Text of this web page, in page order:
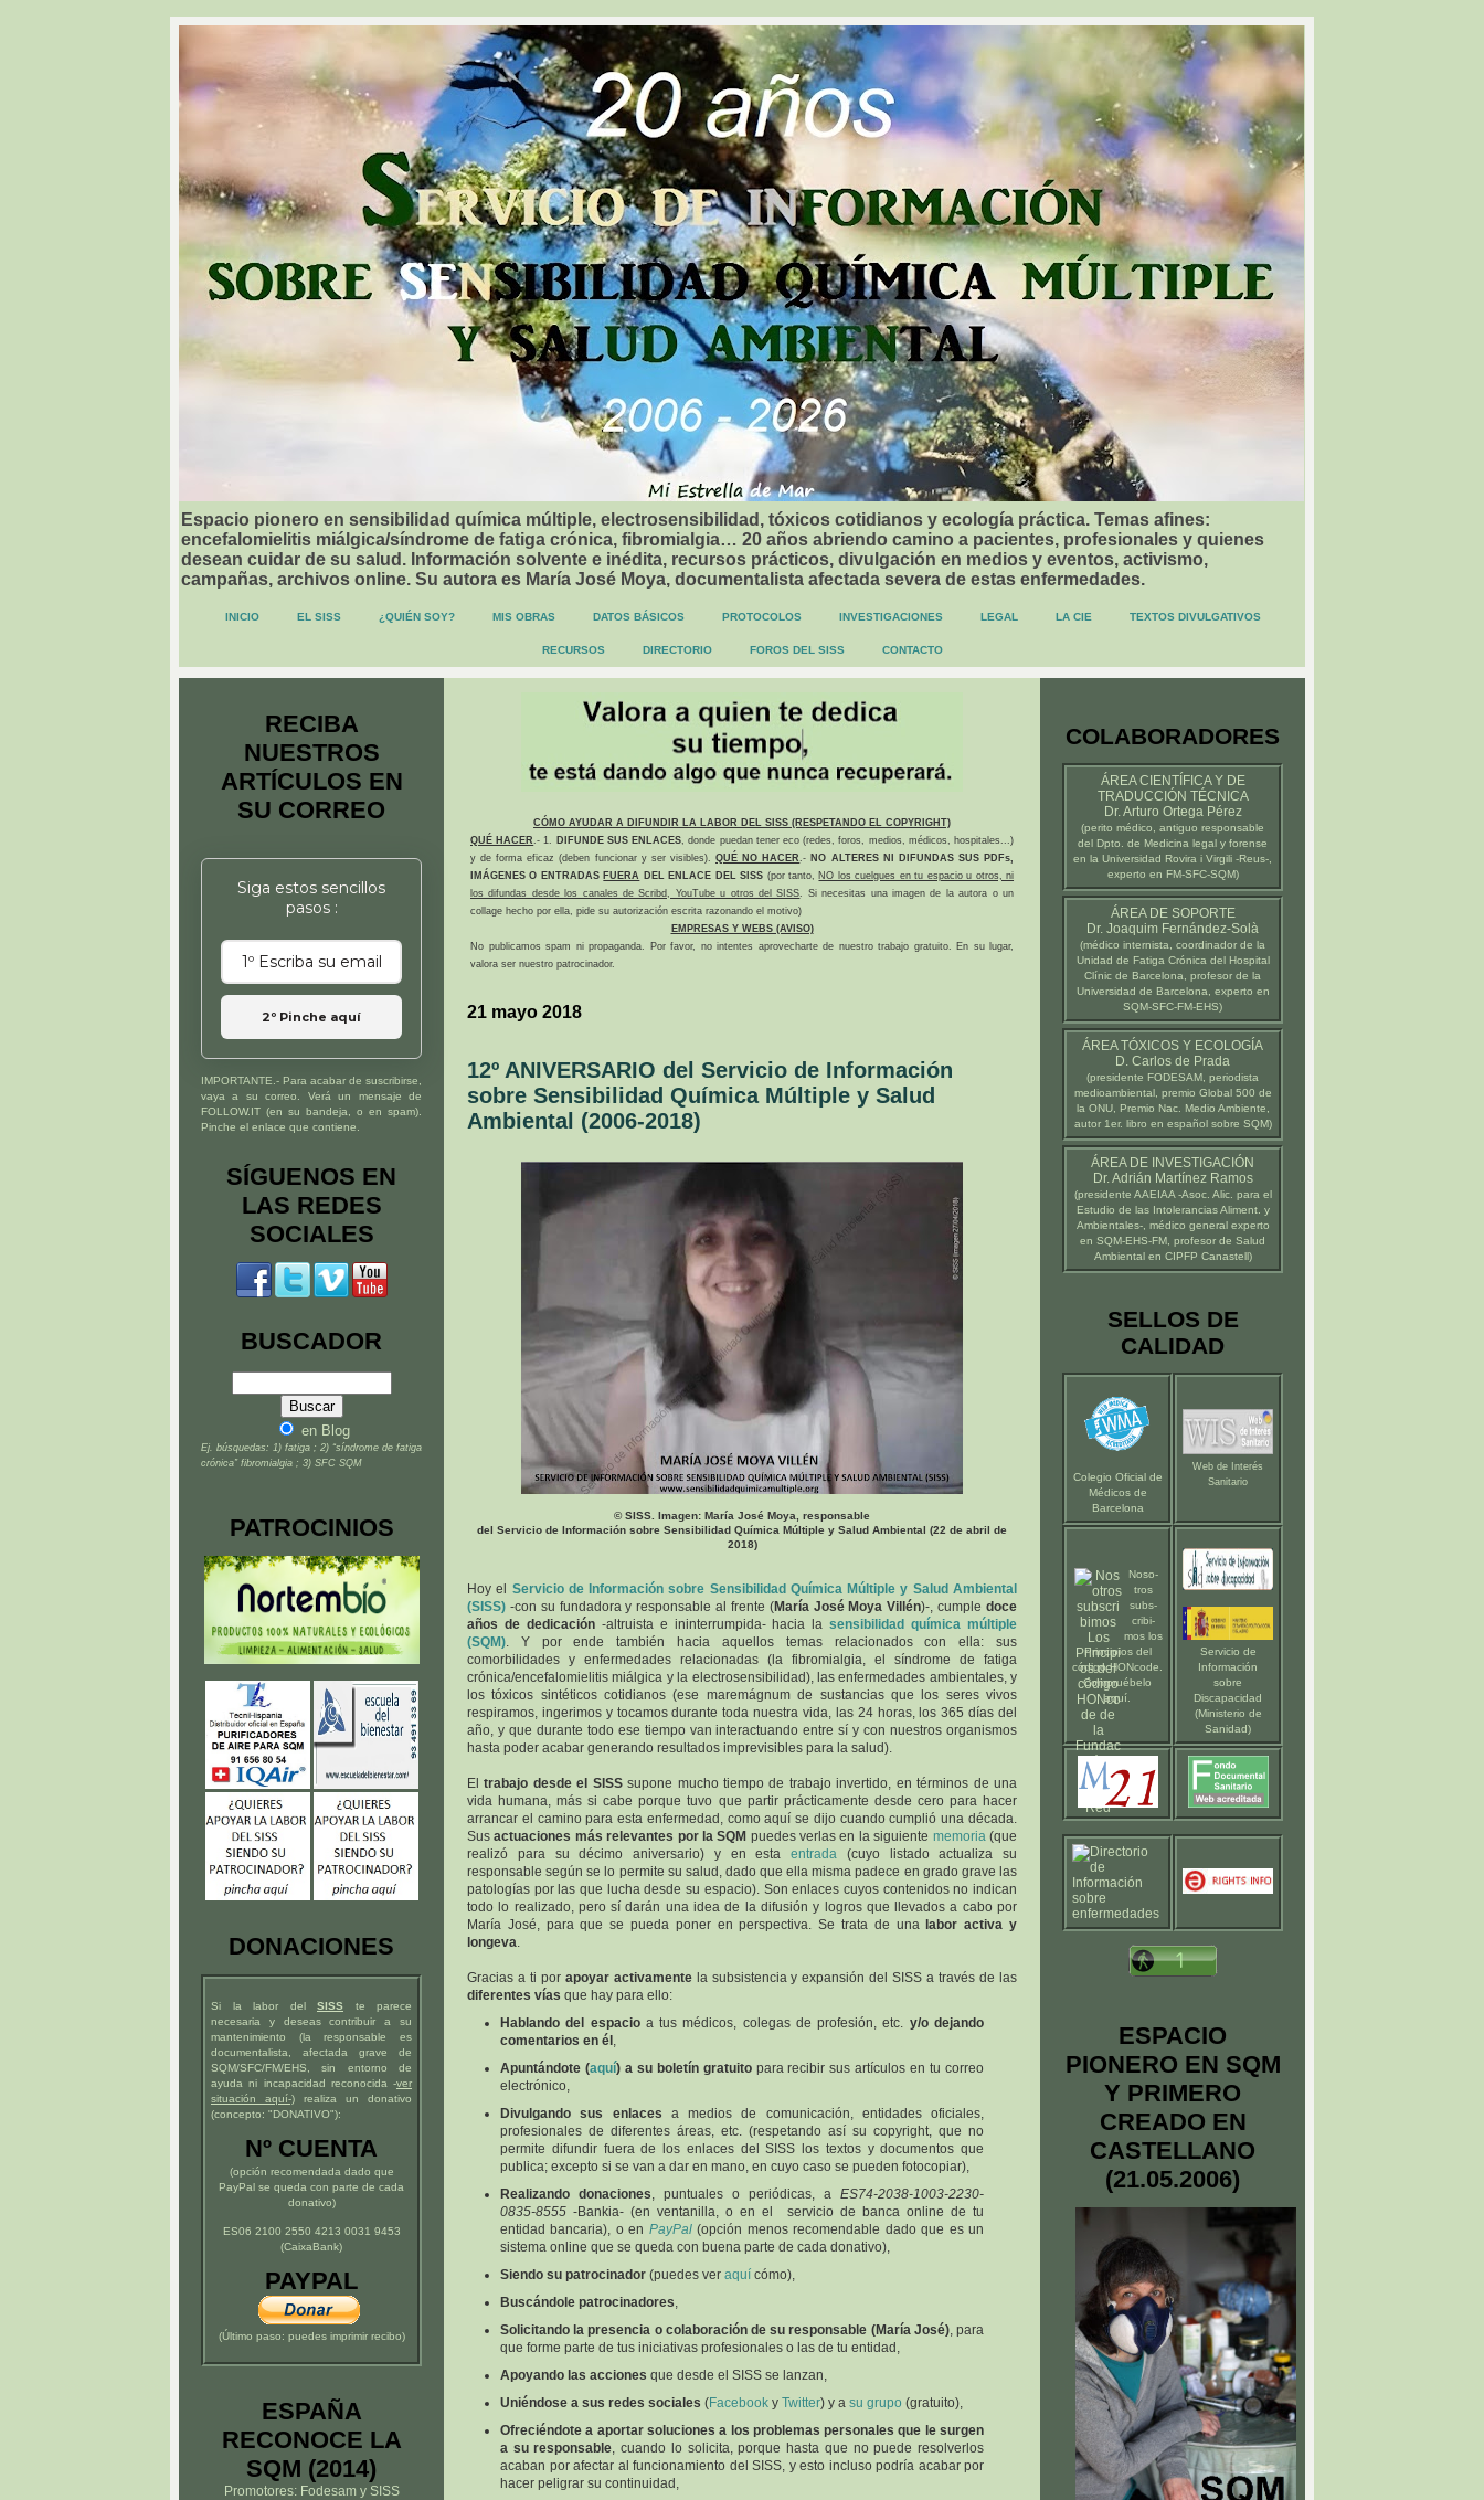
Espacio pionero en sensibilidad química múltiple, electrosensibilidad, tóxicos cotidianos y ecología práctica. Temas afines:
encefalomielitis miálgica/síndrome de fatiga crónica, fibromialgia… 20 años abriendo camino a pacientes, profesionales y quienes
desean cuidar de su salud. Información solvente e inédita, recursos prácticos, divulgación en medios y eventos, activismo,
campañas, archivos online. Su autora es María José Moya, documentalista afectada severa de estas enfermedades.
INICIO EL SISS ¿QUIÉN SOY? MIS OBRAS DATOS BÁSICOS PROTOCOLOS INVESTIGACIONES LEGAL LA CIE TEXTOS DIVULGATIVOS
RECURSOS DIRECTORIO FOROS DEL SISS CONTACTO
CÓMO AYUDAR A DIFUNDIR LA LABOR DEL SISS (RESPETANDO EL COPYRIGHT)
QUÉ HACER.- 1. DIFUNDE SUS ENLACES, donde puedan tener eco (redes, foros, medios, médicos, hospitales...)
y de forma eficaz (deben funcionar y ser visibles).QUÉ NO HACER.- NO ALTERES NI DIFUNDAS SUS PDFs,
IMÁGENES O ENTRADAS FUERA DEL ENLACE DEL SISS (por tanto, NO los cuelgues en tu espacio u otros, ni
los difundas desde los canales de Scribd, YouTube u otros del SISS. Si necesitas una imagen de la autora o un
collage hecho por ella, pide su autorización escrita razonando el motivo)
EMPRESAS Y WEBS (AVISO)
No publicamos spam ni propaganda. Por favor, no intentes aprovecharte de nuestro trabajo gratuito. En su lugar,
valora ser nuestro patrocinador.
21 mayo 2018
12º ANIVERSARIO del Servicio de Información
sobre Sensibilidad Química Múltiple y Salud
Ambiental (2006-2018)
© SISS. Imagen: María José Moya, responsable
del Servicio de Información sobre Sensibilidad Química Múltiple y Salud Ambiental (22 de abril de
2018)
Hoy el Servicio de Información sobre Sensibilidad Química Múltiple y Salud Ambiental
(SISS) -con su fundadora y responsable al frente (María José Moya Villén)-, cumpledoce
años de dedicación-altruista e ininterrumpida- hacia lasensibilidad química múltiple
(SQM). Y por ende también hacia aquellos temas relacionados con ella: sus
comorbilidades y enfermedades relacionadas (la fibromialgia, el síndrome de fatiga
crónica/encefalomielitis miálgica y la electrosensibilidad), las enfermedades ambientales, y
los tóxicos sintéticos cotidianos (ese maremágnum de sustancias que los seres vivos
respiramos, ingerimos y tocamos durante toda nuestra vida, las 24 horas, los 365 días del
año, y que durante todo ese tiempo van interactuando entre sí y con nuestros organismos
hasta poder acabar generando resultados imprevisibles para la salud).
Eltrabajo desde el SISSsupone mucho tiempo de trabajo invertido, en términos de una
vida humana, más si cabe porque tuvo que partir prácticamente desde cero para hacer
arrancar el camino para esta enfermedad, como aquí se dijo cuando cumplió una década.
Susactuaciones más relevantes por la SQM puedes verlas en la siguiente memoria(que
realizó para su décimo aniversario) y en esta entrada (cuyo listado actualiza su
responsable según se lo permite su salud, dado que ella misma padece en grado grave las
patologías por las que lucha desde su espacio). Son enlaces cuyos contenidos no indican
todo lo realizado, pero sí darán una idea de la difusión y logros que llevados a cabo por
María José, para que se pueda poner en perspectiva. Se trata de una labor activa y
longeva.
Gracias a ti por apoyar activamentela subsistencia y expansión del SISS a través de las
diferentes vías que hay para ello:
Hablando del espacioa tus médicos, colegas de profesión, etc. y/o dejando
comentarios en él ,
Apuntándote (aquí) a su boletín gratuitopara recibir sus artículos en tu correo
electrónico,
Divulgando sus enlaces a medios de comunicación, entidades oficiales,
profesionales de diferentes áreas, etc. (respetando así su copyright, que no
permite difundir fuera de los enlaces del SISS los textos y documentos que
publica; excepto si se van a dar en mano, en cuyo caso se pueden fotocopiar),
Realizando donaciones, puntuales o periódicas, a ES74-2038-1003-2230-
0835-8555 -Bankia- (en ventanilla, o en el servicio de banca online de tu
entidad bancaria), o en PayPal(opción menos recomendable dado que es un
sistema online que se queda con buena parte de cada donativo),
Siendo su patrocinador (puedes ver aquí cómo),
Buscándole patrocinadores,
Solicitando la presencia o colaboración de su responsable (María José), para
que forme parte de tus iniciativas profesionales o las de tu entidad,
Apoyando las acciones que desde el SISS se lanzan,
Uniéndose a sus redes sociales (Facebook y Twitter) y a su grupo (gratuito),
Ofreciéndote a aportar soluciones a los problemas personales que le surgen
a su responsable, cuando lo solicita, porque hasta que no puede resolverlos
acaban por afectar al funcionamiento del SISS, y esto incluso podría acabar por
hacer peligrar su continuidad,
RECIBA
NUESTROS
ARTÍCULOS EN
SU CORREO
Siga estos sencillos
pasos :
2º Pinche aquí
IMPORTANTE.- Para acabar de suscribirse,
vaya a su correo. Verá un mensaje de
FOLLOW.IT (en su bandeja, o en spam).
Pinche el enlace que contiene.
SÍGUENOS EN
LAS REDES
SOCIALES
BUSCADOR
en Blog
Ej. búsquedas: 1) fatiga ; 2) “síndrome de fatiga
crónica” fibromialgia ; 3) SFC SQM
PATROCINIOS
DONACIONES
Si la labor del SISS te parece
necesaria y deseas contribuir a su
mantenimiento (la responsable es
documentalista, afectada grave de
SQM/SFC/FM/EHS, sin entorno de
ayuda ni incapacidad reconocida -ver
situación aquí-) realiza un donativo
(concepto: "DONATIVO"):
Nº CUENTA
(opción recomendada dado que
PayPal se queda con parte de cada
donativo)
ES06 2100 2550 4213 0031 9453
(CaixaBank)
PAYPAL
(Último paso: puedes imprimir recibo)
ESPAÑA
RECONOCE LA
SQM (2014)
Promotores: Fodesam y SISS
COLABORADORES
ÁREA CIENTÍFICA Y DE
TRADUCCIÓN TÉCNICA
Dr. Arturo Ortega Pérez
(perito médico , antiguo responsable
del Dpto. de Medicina legal y forense
en la Universidad Rovira i Virgili -Reus-
experto en FM-SFC-SQM)
ÁREA DE SOPORTE
Dr. Joaquim Fernández-Solà
(médico internista, coordinador de la
Unidad de Fatiga Crónica del Hospital
Clínic de Barcelona , profesor de la
Universidad de Barcelona , experto en
SQM-SFC-FM-EHS)
ÁREA TÓXICOS Y ECOLOGÍA
D. Carlos de Prada
(presidente FODESAM , periodista
medioambiental, premio Global 500 de
la ONU, Premio Nac. Medio Ambiente,
autor 1er. libro en español sobre SQM)
ÁREA DE INVESTIGACIÓN
Dr. Adrián Martínez Ramos
(presidente AAEIAA-Asoc. Alic. para el
Estudio de las Intolerancias Aliment. y
Ambientales-, médico general experto
en SQM-EHS-FM, profesor de Salud
Ambiental en CIPFP Canastell)
SELLOS DE
CALIDAD
Colegio Oficial de
Médicos de
Barcelona
Web de Interés
Sanitario
Noso-
tros
subs-
cribi-
mos los
Principios del
código HONcode
Compruébelo
aquí
Servicio de
Información
sobre
Discapacidad
(Ministerio de
Sanidad)
ESPACIO
PIONERO EN SQM
Y PRIMERO
CREADO EN
CASTELLANO
(21.05.2006)